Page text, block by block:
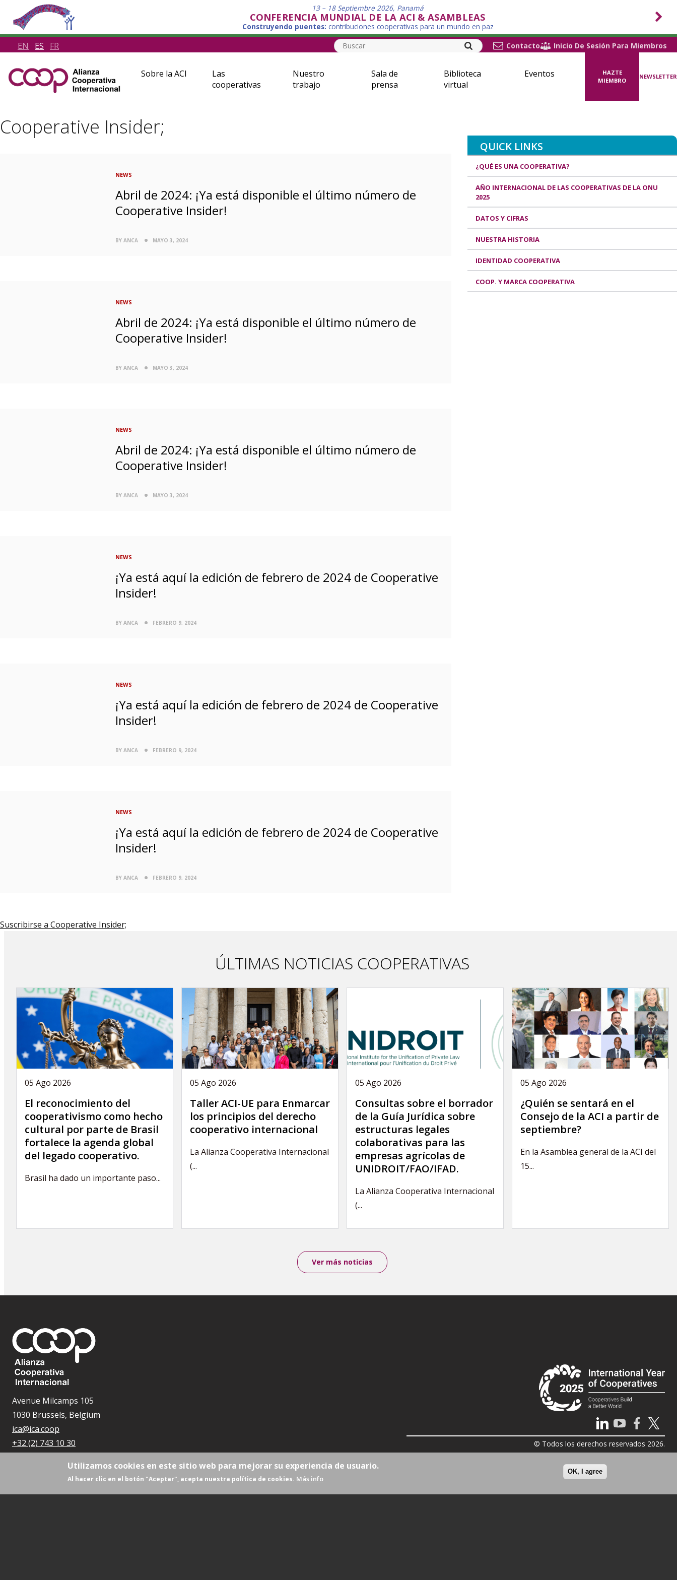
13 – 18 Septiembre 2026, Panamá
CONFERENCIA MUNDIAL DE LA ACI & ASAMBLEAS
Construyendo puentes: contribuciones cooperativas para un mundo en paz
EN ES FR Contacto Inicio De Sesión Para Miembros
Sobre la ACI
Las
cooperativas
Nuestro
trabajo
Sala de
prensa
Biblioteca
virtual
Eventos
HAZTE
MIEMBRO
NEWSLETTER
Cooperative Insider;
NEWS
Abril de 2024: ¡Ya está disponible el último número de
Cooperative Insider!
BY ANCA MAYO 3, 2024
NEWS
Abril de 2024: ¡Ya está disponible el último número de
Cooperative Insider!
BY ANCA MAYO 3, 2024
NEWS
Abril de 2024: ¡Ya está disponible el último número de
Cooperative Insider!
BY ANCA MAYO 3, 2024
NEWS
¡Ya está aquí la edición de febrero de 2024 de Cooperative
Insider!
BY ANCA FEBRERO 9, 2024
NEWS
¡Ya está aquí la edición de febrero de 2024 de Cooperative
Insider!
BY ANCA FEBRERO 9, 2024
NEWS
¡Ya está aquí la edición de febrero de 2024 de Cooperative
Insider!
BY ANCA FEBRERO 9, 2024
Suscribirse a Cooperative Insider;
ÚLTIMAS NOTICIAS COOPERATIVAS
05 Ago 2026
El reconocimiento del
cooperativismo como hecho
cultural por parte de Brasil
fortalece la agenda global
del legado cooperativo.
Brasil ha dado un importante paso...
05 Ago 2026
Taller ACI-UE para Enmarcar
los principios del derecho
cooperativo internacional
La Alianza Cooperativa Internacional
(...
05 Ago 2026
Consultas sobre el borrador
de la Guía Jurídica sobre
estructuras legales
colaborativas para las
empresas agrícolas de
UNIDROIT/FAO/IFAD.
La Alianza Cooperativa Internacional
(...
05 Ago 2026
¿Quién se sentará en el
Consejo de la ACI a partir de
septiembre?
En la Asamblea general de la ACI del
15...
Ver más noticias
QUICK LINKS
¿QUÉ ES UNA COOPERATIVA?
AÑO INTERNACIONAL DE LAS COOPERATIVAS DE LA ONU
2025
DATOS Y CIFRAS
NUESTRA HISTORIA
IDENTIDAD COOPERATIVA
COOP. Y MARCA COOPERATIVA
Avenue Milcamps 105
1030 Brussels, Belgium
ica@ica.coop
+32 (2) 743 10 30
© Todos los derechos reservados 2026.
Utilizamos cookies en este sitio web para mejorar su experiencia de usuario.
Al hacer clic en el botón "Aceptar", acepta nuestra política de cookies. Más info
OK, I agree